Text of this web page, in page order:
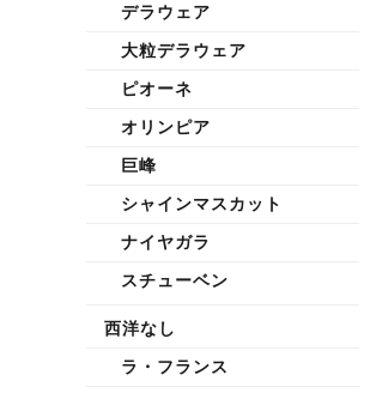
デラウェア
大粒デラウェア
ピオーネ
オリンピア
巨峰
シャインマスカット
ナイヤガラ
スチューベン
西洋なし
ラ・フランス